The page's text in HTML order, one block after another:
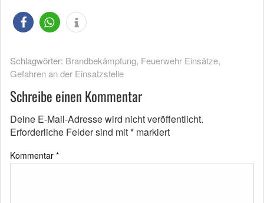
Schlagwörter: Brandbekämpfung, Feuerwehr Einsätze,
Gefahren an der Einsatzstelle
Schreibe einen Kommentar
Deine E-Mail-Adresse wird nicht veröffentlicht.
Erforderliche Felder sind mit* markiert
Kommentar *